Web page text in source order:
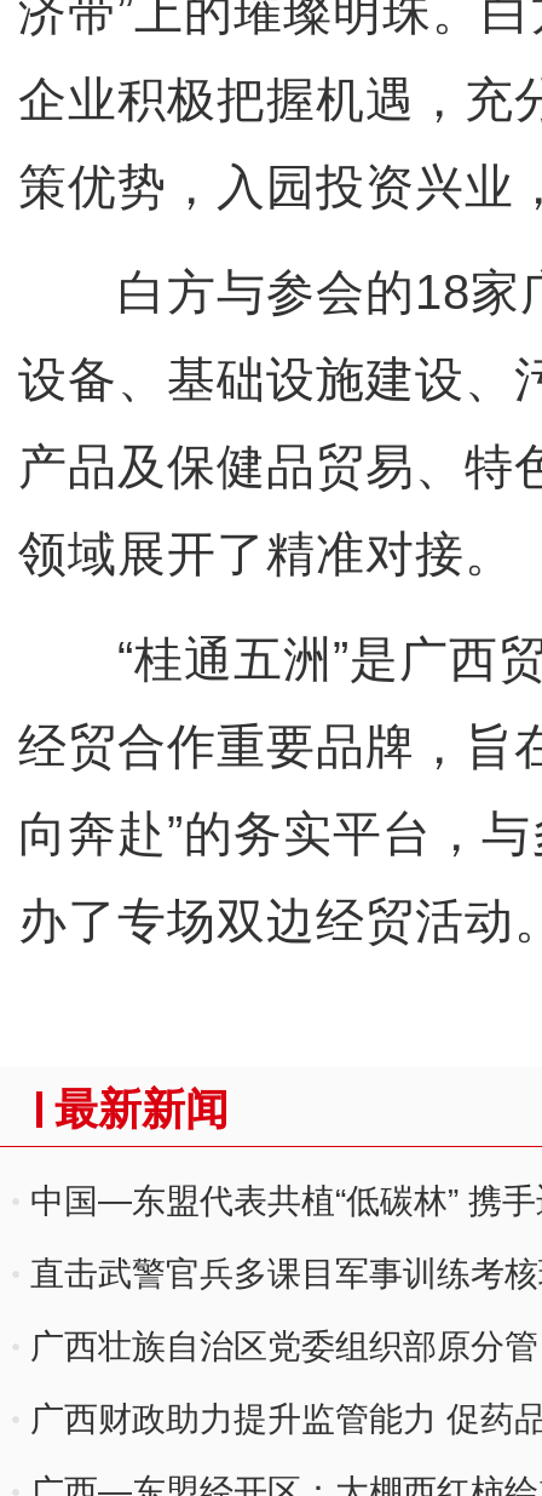
济带”上的璀璨明珠。
企业积极把握机遇，充
策优势，入园投资兴业
白方与参会的18家
设备、基础设施建设、
产品及保健品贸易、特
领域展开了精准对接。
“桂通五洲”是广西
经贸合作重要品牌，旨
向奔赴”的务实平台，
办了专场双边经贸活动
最新新闻
中国—东盟代表共植“低碳林” 携
直击武警官兵多课目军事训练考
广西壮族自治区党委组织部原分
被“双开”
广西财政助力提升监管能力 促药